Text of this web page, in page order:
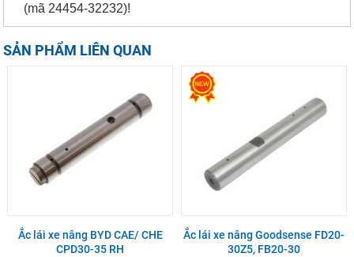
(mã 24454-32232)!
SẢN PHẨM LIÊN QUAN
Ắc lái xe nâng BYD CAE/ CHE
CPD30-35 RH
Ắc lái xe nâng Goodsense FD20-
30Z5, FB20-30